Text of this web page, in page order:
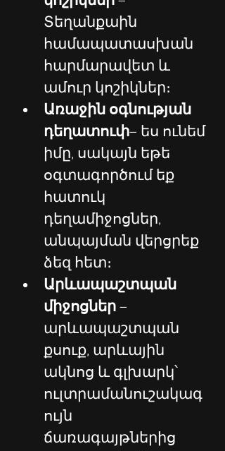
Տեղանքաին
համապատասխան
հարմարավետ և
ամուր կոշիկներ։
Առաջին օգնության
դեղատուփ– ես ունեմ
իմը, սակայն եթե
օգտագործում եք
հատուկ
դեղամիջոցներ,
անպայման վերցրեք
ձեզ հետ։
Արևապաշտպան
միջոցներ –
արևապաշտպան
քսուք, արևային
ակնոց և գլխարկ՝
ուլտրամանուշակագ
ույն
ճառագայթներից